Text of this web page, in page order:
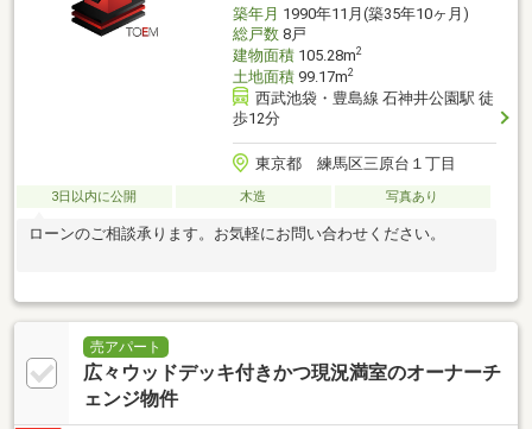
築年月 1990年11月(築35年10ヶ月)
総戸数8戸
建物面積105.28m2
土地面積99.17m2
西武池袋・豊島線 石神井公園駅 徒
歩12分
東京都 練馬区三原台１丁目
3日以内に公開 木造 写真あり
ローンのご相談承ります。お気軽にお問い合わせください。
売アパート
広々ウッドデッキ付きかつ現況満室のオーナーチ
ェンジ物件